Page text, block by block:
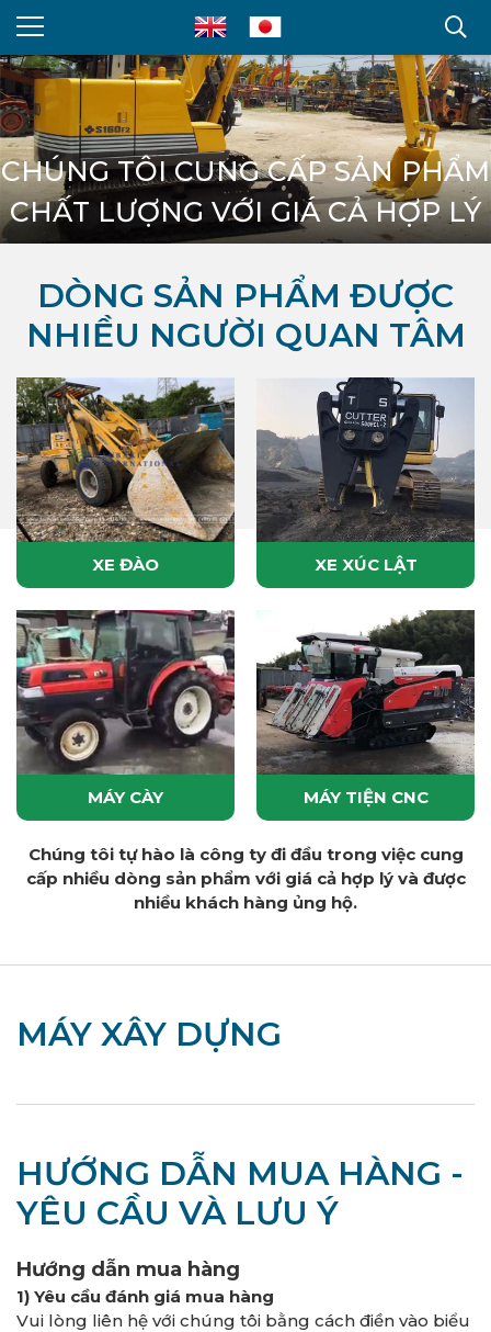
CHÚNG TÔI CUNG CẤP SẢN PHẨM
CHẤT LƯỢNG VỚI GIÁ CẢ HỢP LÝ
DÒNG SẢN PHẨM ĐƯỢC
NHIỀU NGƯỜI QUAN TÂM
XE ĐÀO XE XÚC LẬT
MÁY CÀY MÁY TIỆN CNC
Chúng tôi tự hào là công ty đi đầu trong việc cung
cấp nhiều dòng sản phẩm với giá cả hợp lý và được
nhiều khách hàng ủng hộ.
MÁY XÂY DỰNG
HƯỚNG DẪN MUA HÀNG -
YÊU CẦU VÀ LƯU Ý
Hướng dẫn mua hàng
1) Yêu cầu đánh giá mua hàng
Vui lòng liên hệ với chúng tôi bằng cách điền vào biểu